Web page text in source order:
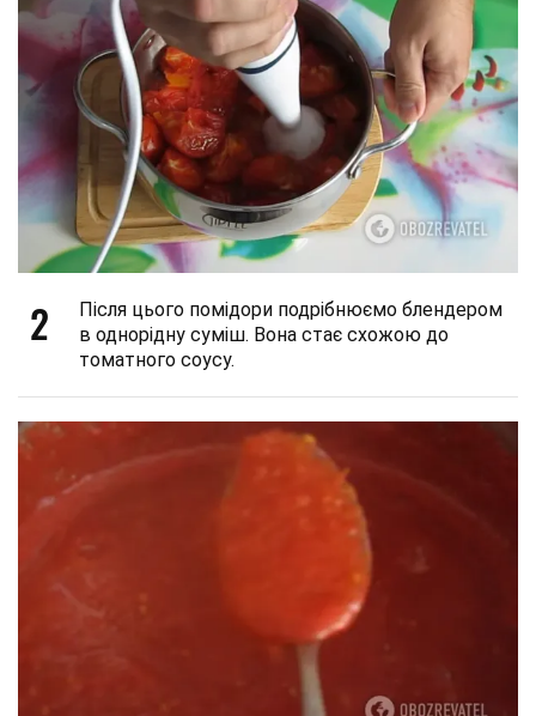
2
Після цього помідори подрібнюємо блендером
в однорідну суміш. Вона стає схожою до
томатного соусу.